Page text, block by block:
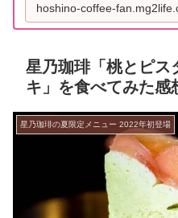
hoshino-coffee-
星乃珈琲「桃とピス
キ」を食べてみた感
星乃珈琲の夏限定メニュー 2022年初登場